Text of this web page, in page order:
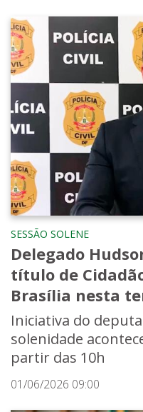
SESSÃO SOLENE
Delegado
título de
Brasília nesta
Iniciativa do
solenidade
partir das 10h
01/06/2026 09:00